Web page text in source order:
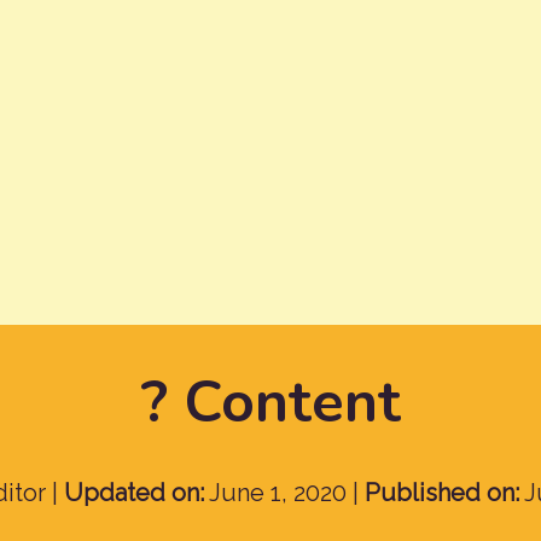
? Content
| Updated on:June 1, 2020 | Published on: